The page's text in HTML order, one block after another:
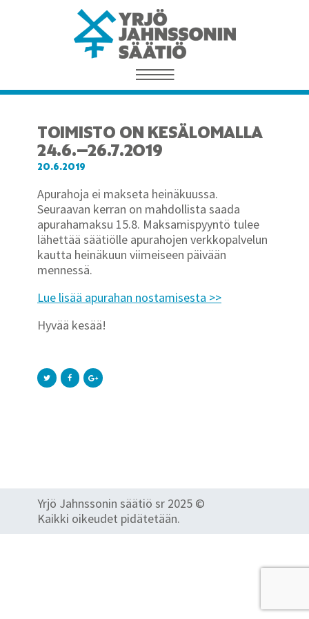
TOIMISTO ON KESÄLOMALLA
24.6.–26.7.2019
20.6.2019
Apurahoja ei makseta heinäkuussa.
Seuraavan kerran on mahdollista saada
apurahamaksu 15.8. Maksamispyyntö tulee
lähettää säätiölle apurahojen verkkopalvelun
kautta heinäkuun viimeiseen päivään
mennessä.
Lue lisää apurahan nostamisesta >>
Hyvää kesää!
Yrjö Jahnssonin säätiö sr 2025 ©
Kaikki oikeudet pidätetään.